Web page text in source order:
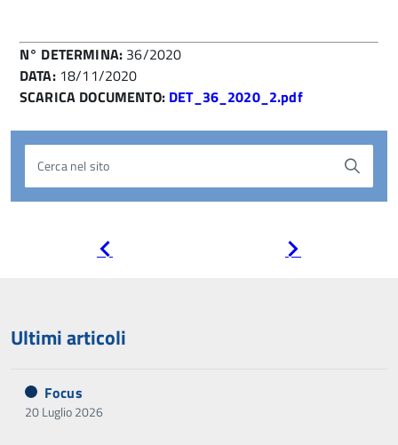
N° DETERMINA: 36/2020
DATA:18/11/2020
SCARICA DOCUMENTO: DET_36_2020_2.pdf
Cerca nel sito
Ultimi articoli
Focus
20 Luglio 2026